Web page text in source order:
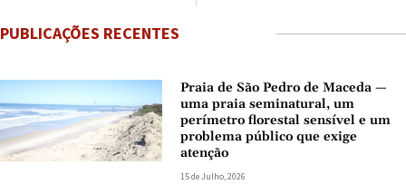
PUBLICAÇÕES RECENTES
Praia de São Pedro de Maceda —
uma praia seminatural, um
perímetro florestal sensível e um
problema público que exige
atenção
15 de Julho, 2026